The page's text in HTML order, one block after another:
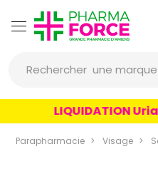
Rechercher une marque
un produit
une marque
LIQUIDATION
Parapharmacie Visage